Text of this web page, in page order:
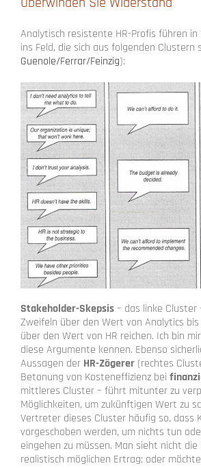
Analytisch resistente HR-Profis führen in
ins Feld, die sich aus folgenden Clustern
Guenole/Ferrar/Feinzig):
Stakeholder-Skepsis– das linke Cluster
Zweifeln über den Wert von Analytics
über den Wert von HR reichen. Ich bin
diese Argumente kennen. Ebenso
Aussagen der HR-Zögerer (rechtes
Betonung von Kosteneffizienz bei
mittleres Cluster – führt mitunter zu
Möglichkeiten, um zukünftigen Wert zu
Vertreter dieses Cluster häufig so, dass
vorgeschoben werden, um nichts tun
eingehen zu müssen. Man sieht nicht die
realistisch möglichen Ertrag; oder